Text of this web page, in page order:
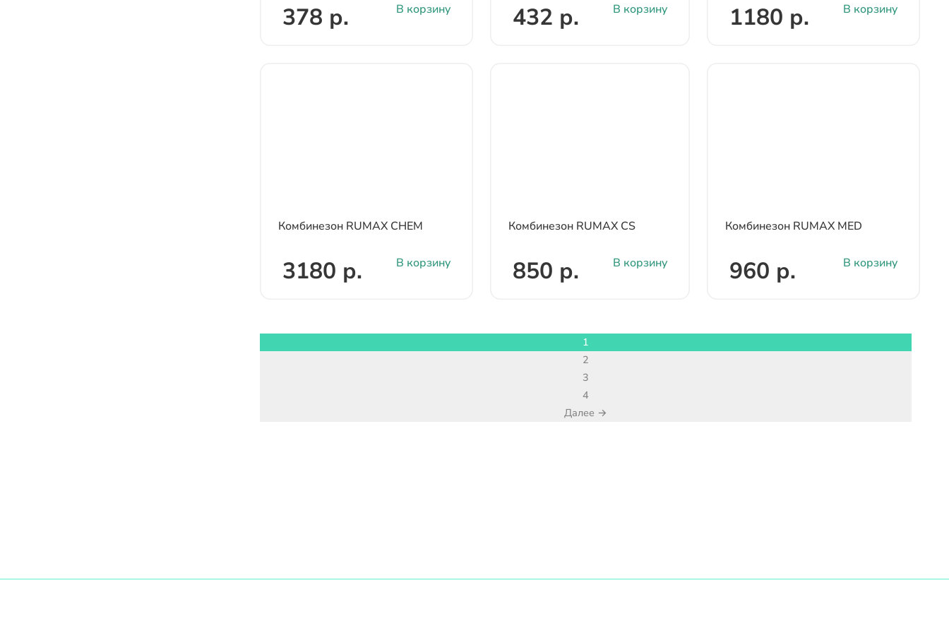
378 р. В корзину 432 р. В корзину 1180 р. В корзину
Комбинезон RUMAX CHEM
3180 р. В корзину
Комбинезон RUMAX CS
850 р. В корзину
Комбинезон RUMAX MED
960 р. В корзину
1
2
3
4
Далее →